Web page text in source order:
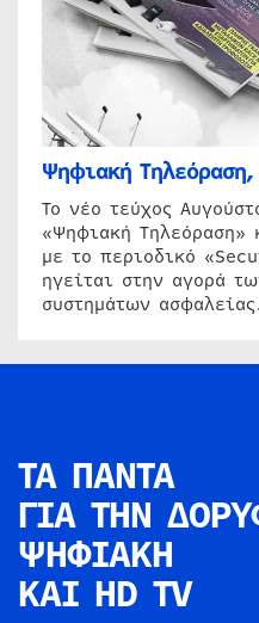
Ψηφιακή
Το νέο τεύχος
«Ψηφιακή Τηλεόραση»
με το περιοδικό
ηγείται στην αγορά
συστημάτων
ΤΑ ΠΑΝΤΑ
ΓΙΑ ΤΗΝ
ΨΗΦΙΑΚΗ
ΚΑΙ HD TV